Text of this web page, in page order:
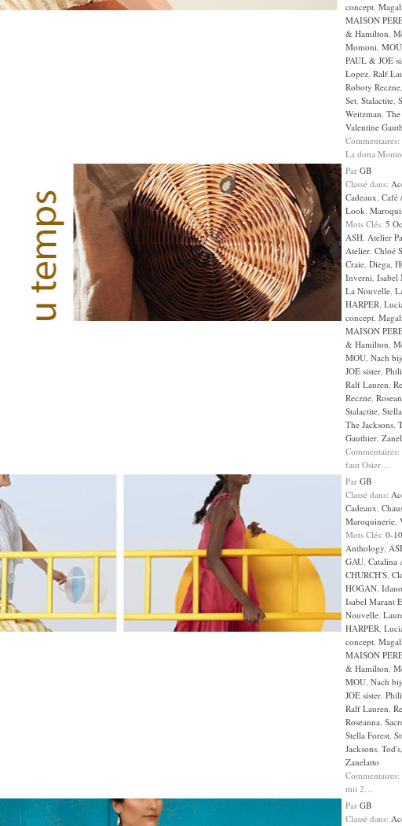
concept,
MAISON
& Hamilton,
Momoni, MOU
PAUL & JOE
Lopez, Ralf
Roboty Reczne,
Set, Stalactite,
Weitzman, The
Valentine
Commentaires:
La dona
Par GB
Classé dans:
Cadeaux, Café
Look,
Mots Clés: 5
ASH, Atelier
Atelier, Chloé
Craie, Diega,
Inverni, Isabel
La Nouvelle,
HARPER,
concept,
MAISON
& Hamilton,
MOU, Nach
JOE sister,
Ralf Lauren,
Reczne,
Stalactite,
The Jacksons,
Gauthier,
Commentaires:
faut Osier…
Par GB
Classé dans:
Cadeaux,
Maroquinerie,
Mots Clés: 0-
Anthology,
GAU, Catalina
CHURCH'S,
HOGAN, Idano
Isabel Marant
Nouvelle,
HARPER,
concept,
MAISON
& Hamilton,
MOU, Nach
JOE sister,
Ralf Lauren,
Roseanna,
Stella Forest,
Jacksons, Tod's,
Zanelatto
Commentaires:
mii 2…
Par GB
Classé dans: